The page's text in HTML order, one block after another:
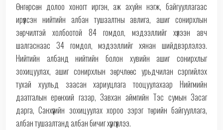
Өнгөрсөн долоо хоногт иргэн, аж ахуйн нэгж, байгууллагаас
ирүүлсэн нийтийн албан тушаалтны авлига, ашиг сонирхлын
зөрчилтэй холбоотой 84 гомдол, мэдээллийг хүлээн авч
шалгаснаас 34 гомдол, мэдээллийг хянан шийдвэрлэлээ.
Нийтийн албанд нийтийн болон хувийн ашиг сонирхлыг
зохицуулах, ашиг сонирхлын зөрчлөөс урьдчилан сэргийлэх
тухай хуульд заасан хариуцлага тооцуулахаар Нийгмийн
даатгалын ерөнхий газар, Завхан аймгийн Тэс сумын Засаг
дарга, Санхүүгийн зохицуулах хороо зэрэг төрийн байгууллага,
албан тушаалтанд албан бичиг хүргүүллээ.